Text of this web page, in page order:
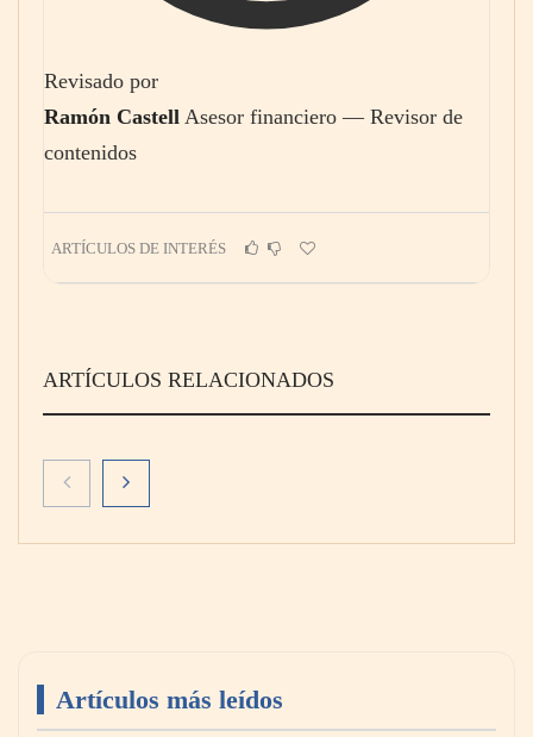
Revisado por
Ramón Castell Asesor financiero — Revisor de
contenidos
ARTÍCULOS DE INTERÉS
ARTÍCULOS RELACIONADOS
Artículos más leídos